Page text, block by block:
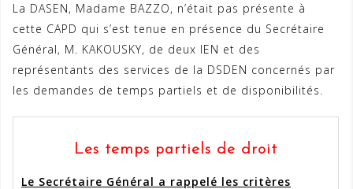
La DASEN, Madame BAZZO, n’était pas présente à
cette CAPD qui s’est tenue en présence du Secrétaire
Général, M. KAKOUSKY, de deux IEN et des
représentants des services de la DSDEN concernés par
les demandes de temps partiels et de disponibilités.
Les temps partiels de droit
Le Secrétaire Général a rappelé les critères